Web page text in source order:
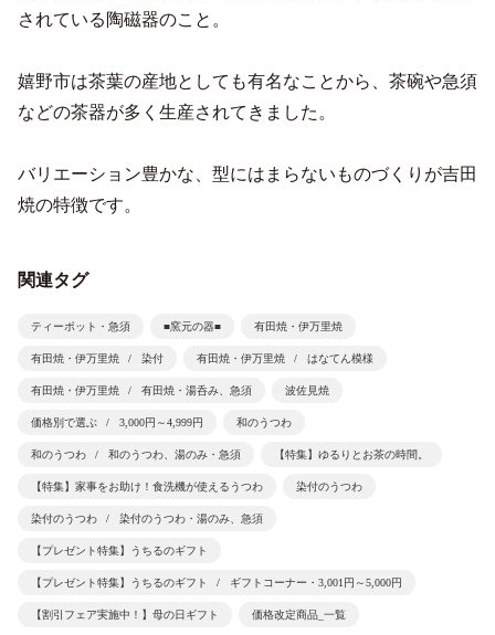
されている陶磁器のこと。
嬉野市は茶葉の産地としても有名なことから、茶碗や急須
などの茶器が多く生産されてきました。
バリエーション豊かな、型にはまらないものづくりが吉田
焼の特徴です。
関連タグ
ティーポット・急須 ■窯元の器■ 有田焼・伊万里焼
有田焼・伊万里焼 染付 有田焼・伊万里焼 はなてん模様
有田焼・伊万里焼 有田焼・湯呑み、急須 波佐見焼
価格別で選ぶ 3,000円～4,999円 和のうつわ
和のうつわ 和のうつわ、湯のみ・急須 【特集】ゆるりとお茶の時間。
【特集】家事をお助け！食洗機が使えるうつわ 染付のうつわ
染付のうつわ 染付のうつわ・湯のみ、急須
【プレゼント特集】うちるのギフト
【プレゼント特集】うちるのギフト ギフトコーナー・3,001円～5,000円
【割引フェア実施中！】母の日ギフト 価格改定商品_一覧